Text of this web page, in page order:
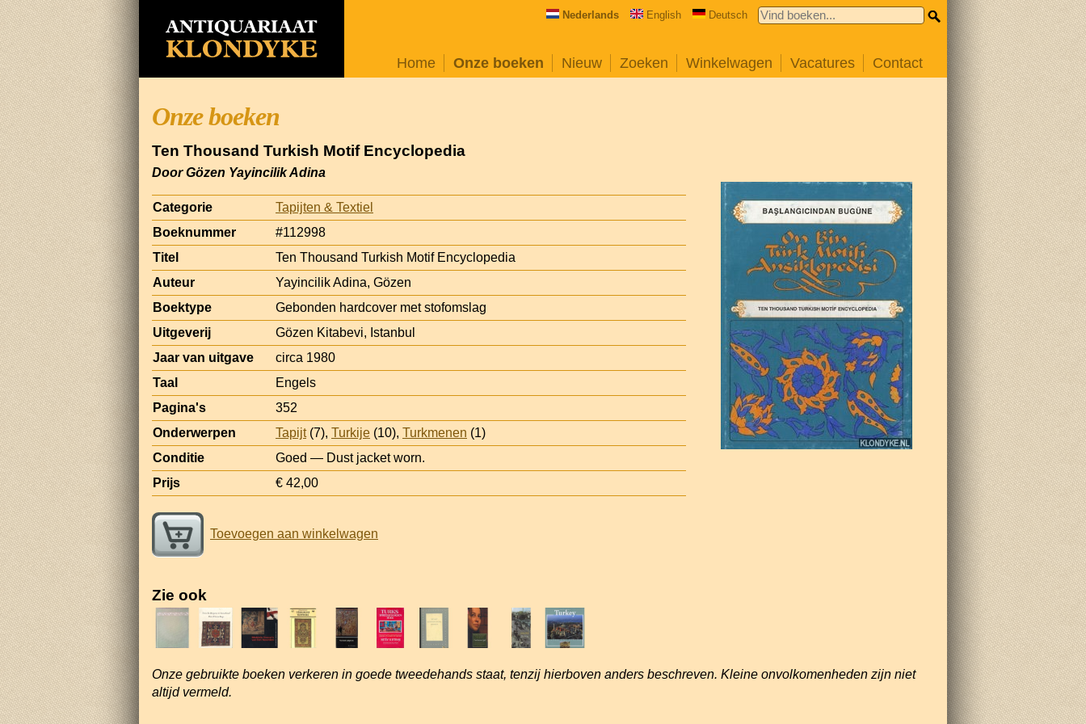
Nederlands English Deutsch
Home Onze boeken Nieuw Zoeken Winkelwagen Vacatures Contact
Onze boeken
Ten Thousand Turkish Motif Encyclopedia
Door Gözen Yayincilik Adina
Categorie
Tapijten & Textiel
Boeknummer
#112998
Titel
Ten Thousand Turkish Motif Encyclopedia
Auteur
Yayincilik Adina, Gözen
Boektype
Gebonden hardcover met stofomslag
Uitgeverij
Gözen Kitabevi, Istanbul
Jaar van uitgave
circa 1980
Taal
Engels
Pagina's
352
Onderwerpen
Tapijt(7), Turkije (10), Turkmenen (1)
Conditie
Goed — Dust jacket worn.
Prijs
€ 42,00
Toevoegen aan winkelwagen
Zie ook
Onze gebruikte boeken verkeren in goede tweedehands staat, tenzij hierboven anders beschreven. Kleine onvolkomenheden zijn niet
altijd vermeld.